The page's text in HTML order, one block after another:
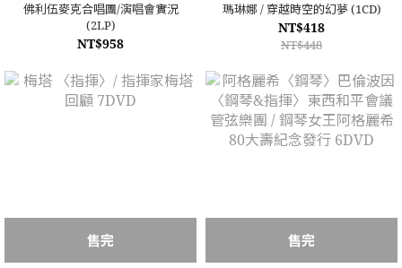
佛利伍麥克合唱團/演唱會實況
(2LP)
NT$958
瑪琳娜 / 穿越時空的幻夢 (1CD)
NT$418
NT$448
售完 售完